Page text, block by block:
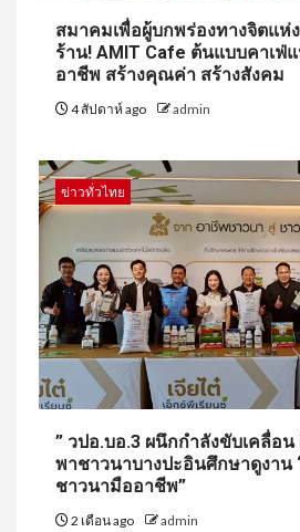
สมาคมเพื่อผู้บกพร่องทางจิตแห่
ร้าน! AMIT Cafe ต้นแบบคาเฟ่
อาชีพ สร้างคุณค่า สร้างสังคม
4 สัปดาห์ ago admin
ข่าวทั่วไทย
” วปอ.บอ.3 ผนึกกำลังขับเคลื่อน
พาชาวนาบางปะอินศึกษาดูงาน
ชาวนามืออาชีพ”
2 เดือน ago admin